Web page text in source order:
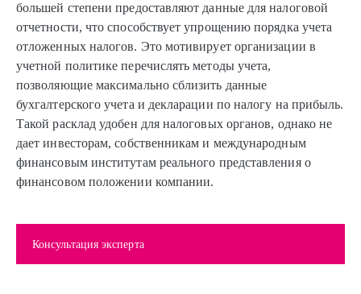
большей степени предоставляют данные для налоговой
отчетности, что способствует упрощению порядка учета
отложенных налогов. Это мотивирует организации в
учетной политике перечислять методы учета,
позволяющие максимально сблизить данные
бухгалтерского учета и декларации по налогу на прибыль.
Такой расклад удобен для налоговых органов, однако не
дает инвесторам, собственникам и международным
финансовым институтам реального представления о
финансовом положении компании.
Консультация эксперта